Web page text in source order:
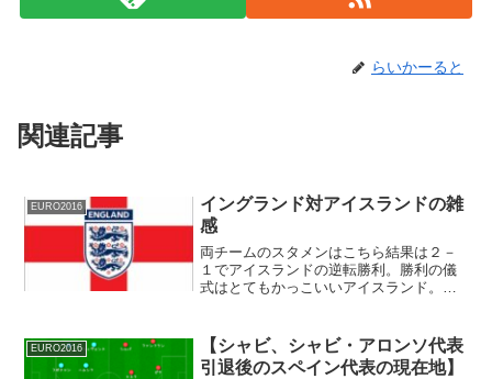
らいかーると
関連記事
EURO2016
イングランド対アイスランドの雑
感
両チームのスタメンはこちら結果は２－
１でアイスランドの逆転勝利。勝利の儀
式はとてもかっこいいアイスランド。勝
ンス、イングランドを選手のポテンシャ
ルのわりによくわからない...
EURO2016
【シャビ、シャビ・アロンソ代表
引退後のスペイン代表の現在地】